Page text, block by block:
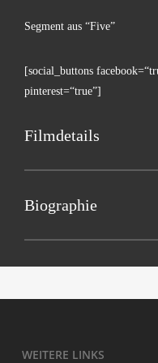
Seg­ment aus “Five”
[social_buttons
pinterest=“true”]
Film­de­tails
Bio­gra­phie
Moni­ca, CA.
WEI­TE­RE LINKS